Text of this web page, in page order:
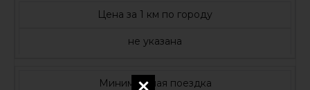
Цена за 1 км по городу
не указана
Минимальная поездка